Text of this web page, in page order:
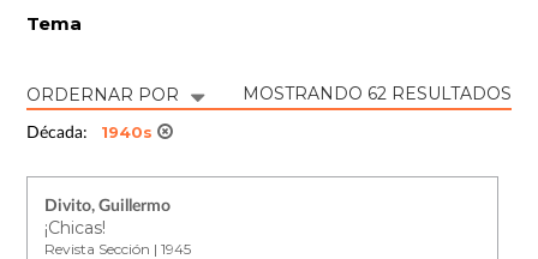
Tema
ORDERNAR POR MOSTRANDO 62 RESULTADOS
Década: 1940s
Divito, Guillermo
¡Chicas!
Revista Sección | 1945